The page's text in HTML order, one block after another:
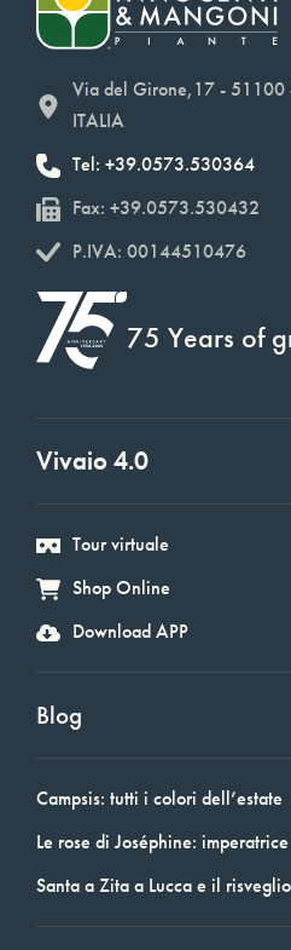
Via del Girone,17 - 51100
ITALIA
Tel: +39.0573.530364
Fax: +39.0573.530432
P.IVA: 00144510476
75 Years of
Vivaio 4.0
Tour virtuale
Shop Online
Download APP
Blog
Campsis: tutti i colori dell’estate
Le rose di Joséphine:
Santa a Zita a Lucca e il